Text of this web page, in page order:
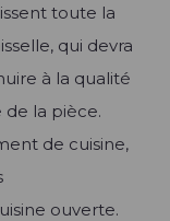
toute la
qui devra
à la qualité
de la pièce.
de cuisine,
ouverte.